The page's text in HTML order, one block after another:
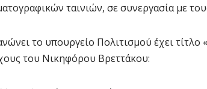
ταινιών, σε συνεργασία με
το υπουργείο Πολιτισμού έχει τίτλο
του Νικηφόρου Βρεττάκου: